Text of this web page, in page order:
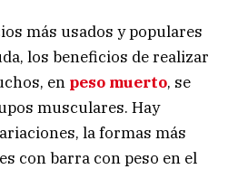
más usados y populares
los beneficios de realizar
en peso muerto, se
musculares. Hay
la formas más
con barra con peso en el